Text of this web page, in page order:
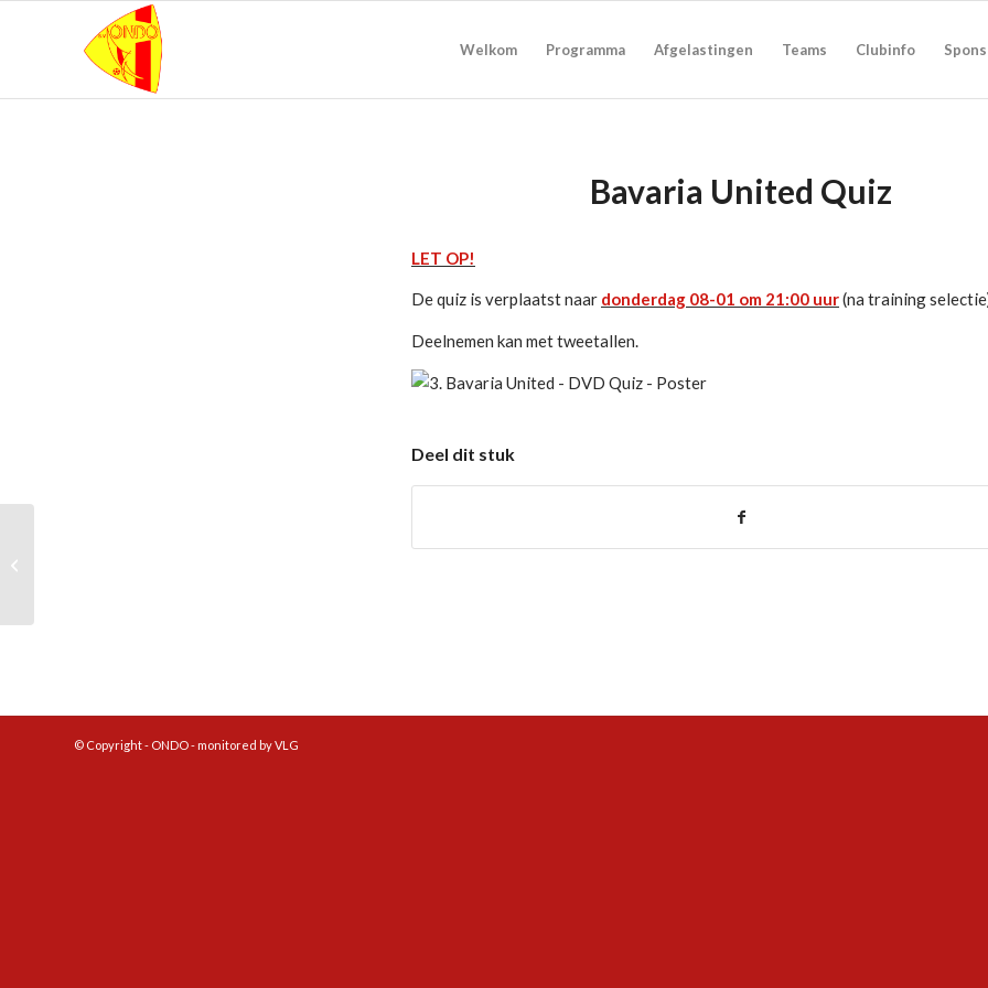
Welkom Programma Afgelastingen Teams Clubinfo
Bavaria United Quiz
LET OP!
De quiz is verplaatst naar donderdag 08-01 om 21:00 uur(na training
Deelnemen kan met tweetallen.
Deel dit stuk
© Copyright - ONDO - monitored by VLG